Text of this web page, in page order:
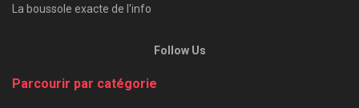
La boussole exacte de l'info
Follow Us
Parcourir par catégorie